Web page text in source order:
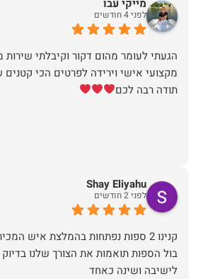
מייקי עבו
לפני 4 חודשים
הגעתי לעומר מהום דקור וקיבלתי
תודה רבה לכם
Shay Eliyahu
לפני 2 חודשים
קנינו 2 ספות נפתחות בהמלצת איש
בול הספות תואמות את הצורך שלנו בדיוק
לישיבה ושינה כאחד